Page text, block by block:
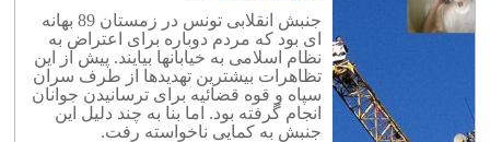
تازه در عرصه سیاست ایران نشود. جنبش انقلابی تونس در زمستان 89 بهانه
ای بود که مردم دوباره برای اعتراض به
نظام اسلامی به خیابانها بیایند. پیش از این
تظاهرات بیشترین تهدیدها از طرف سران
سپاه و قوه قضائیه برای ترسانیدن جوانان
انجام گرفته بود. اما بنا به چند دلیل این
جنبش به کمایی ناخواسته رفت.